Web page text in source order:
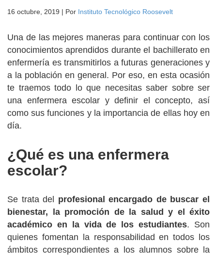
16 octubre, 2019 | Por Instituto Tecnológico Roosevelt
Una de las mejores maneras para continuar con los
conocimientos aprendidos durante el bachillerato en
enfermería es transmitirlos a futuras generaciones y
a la población en general. Por eso, en esta ocasión
te traemos todo lo que necesitas saber sobre ser
una enfermera escolar y definir el concepto, así
como sus funciones y la importancia de ellas hoy en
día.
¿Qué es una enfermera
escolar?
Se trata del profesional encargado de buscar el
bienestar, la promoción de la salud y el éxito
académico en la vida de los estudiantes. Son
quienes fomentan la responsabilidad en todos los
ámbitos correspondientes a los alumnos sobre la